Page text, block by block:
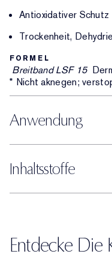
Antioxidativer Schutz
Trockenheit,
FORMEL
Breitband LSF 15
* Nicht aknegen;
Anwendung
Inhaltsstoffe
Entdecke Die